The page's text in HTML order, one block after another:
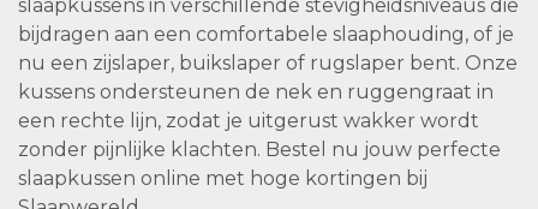
slaapkussens in verschillende stevigheidsniveaus die
bijdragen aan een comfortabele slaaphouding, of je
nu een zijslaper, buikslaper of rugslaper bent. Onze
kussens ondersteunen de nek en ruggengraat in
een rechte lijn, zodat je uitgerust wakker wordt
zonder pijnlijke klachten. Bestel nu jouw perfecte
slaapkussen online met hoge kortingen bij